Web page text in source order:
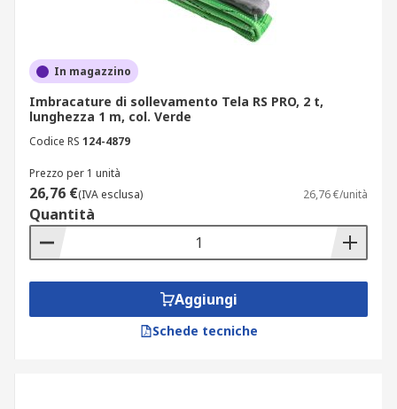
In magazzino
Imbracature di sollevamento Tela RS PRO, 2 t,
lunghezza 1 m, col. Verde
Codice RS 124-4879
Prezzo per 1 unità
26,76 €(IVA esclusa) 26,76 €/unità
Quantità
Aggiungi
Schede tecniche